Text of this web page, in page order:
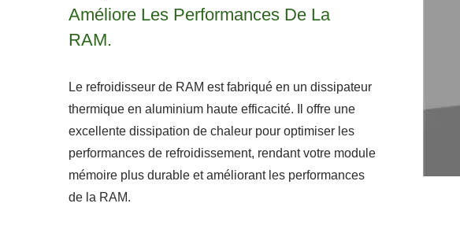
Améliore Les Performances De La
RAM.
Le refroidisseur de RAM est fabriqué en un dissipateur
thermique en aluminium haute efficacité. Il offre une
excellente dissipation de chaleur pour optimiser les
performances de refroidissement, rendant votre module
mémoire plus durable et améliorant les performances
de la RAM.